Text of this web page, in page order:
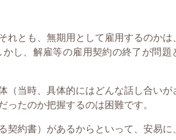
とも、無期用として雇用するのかは
し、解雇等の雇用契約の終了が問題
当時、具体的にはどんな話し合いが
たのか把握するのは困難です。
約書）があるからといって、安易に